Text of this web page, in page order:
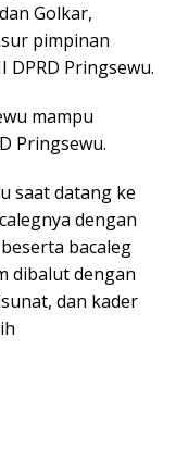
Golkar,
pimpinan
DPRD Pringsewu.
mampu
Pringsewu.
saat datang ke
dengan
bacaleg
dibalut dengan
dan kader